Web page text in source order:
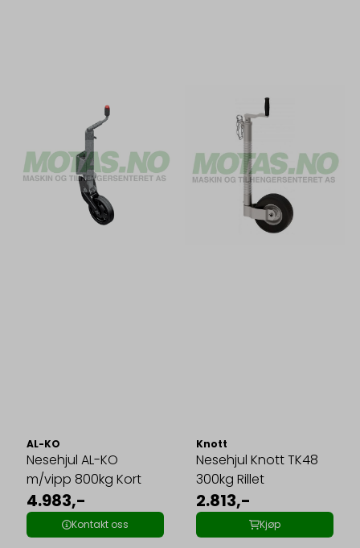
AL-KO
Nesehjul AL-KO
m/vipp 800kg Kort
4.983,-
Kontakt oss
Knott
Nesehjul Knott TK48
300kg Rillet
2.813,-
Kjøp